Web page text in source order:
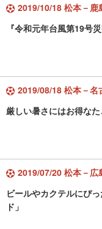
2019/10/18 松本－鹿
『令和元年台風第19号
2019/08/18 松本－名
厳しい暑さにはお得な
2019/07/20 松本－広
ビールやカクテルにぴ
ド」